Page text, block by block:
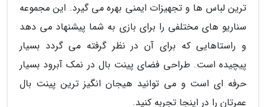
ترین لباس ها و تجهیزات ایمنی بهره می گیرد. این مجموعه
سناریو های مختلفی را برای بازی به شما پیشنهاد می دهد
و راستاهایی که برای آن در نظر گرفته می گردد بسیار
پیچیده است. طراحی فضای پینت بال در نمک آبرود بسیار
حرفه ای است و می توانید هیجان انگیز ترین پینت بال
عمرتان را در اینجا تجربه کنید.